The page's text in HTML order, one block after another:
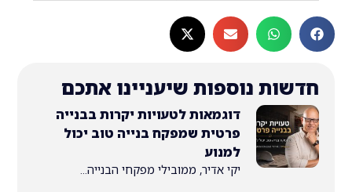
נוספות שיעניינו אתכם
דוגמאות לטעויות יקרות בבנייה
פרטית שמפקח בנייה טוב יכול
למנוע
יקי אדיר, ממובילי מפקחי הבנייה...